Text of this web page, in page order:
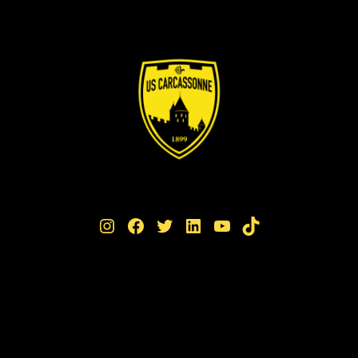
Instagram Facebook Twitter LinkedIn YouTube TikTok